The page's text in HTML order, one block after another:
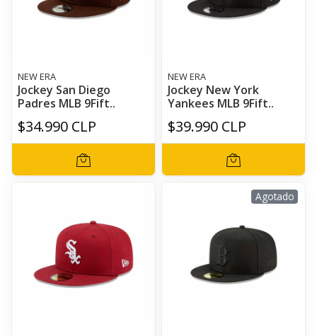
NEW ERA
Jockey San Diego
Padres MLB 9Fift..
$34.990 CLP
NEW ERA
Jockey New York
Yankees MLB 9Fift..
$39.990 CLP
Agotado